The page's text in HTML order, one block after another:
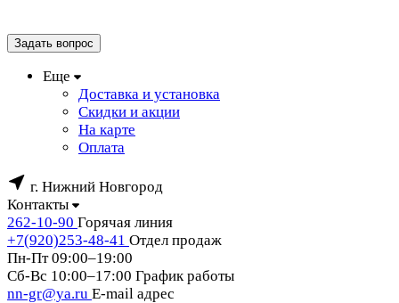
Задать вопрос
Еще
Доставка и установка
Скидки и акции
На карте
Оплата
г. Нижний Новгород
Контакты
262-10-90 Горячая линия
+7(920)253-48-41 Отдел продаж
Пн-Пт 09:00–19:00
Сб-Вс 10:00–17:00 График работы
nn-gr@ya.ru E-mail адрес